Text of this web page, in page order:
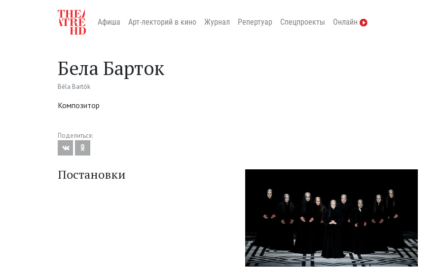
Афиша Арт-лекторий в кино Журнал Репертуар Спецпроекты Онлайн
Бела Барток
Béla Bartók
Композитор
Поделиться:
Постановки